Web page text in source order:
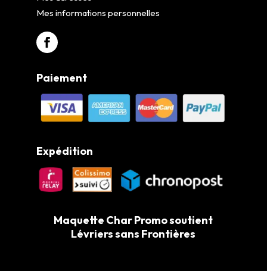
Mes informations personnelles
Paiement
Expédition
Maquette Char Promo soutient
Lévriers sans Frontières